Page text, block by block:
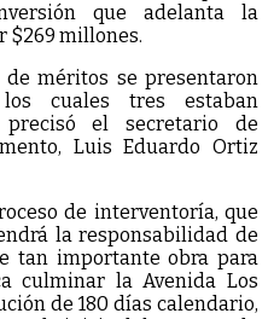
que adelanta la
$269 millones.
méritos se presentaron
cuales tres estaban
precisó el secretario de
Luis Eduardo Ortiz
de interventoría, que
la responsabilidad de
tan importante obra para
culminar la Avenida Los
de 180 días calendario,